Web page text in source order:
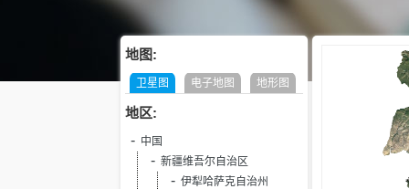
地图:
卫星图 电子地图 地形图
地区:
中国
新疆维吾尔自治区
伊犁哈萨克自治州